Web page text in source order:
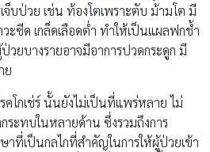
จ็บป่วย เช่น ท้องโตเพราะตับ ม้ามโต มี
วะซีด เกล็ดเลือดต่ำ ทำให้เป็นแผลฟกช้ำ
วยบางรายอาจมีอาการปวดกระดูก มี
ย
โกเช่ร์ นั้นยังไม่เป็นที่แพร่หลาย ไม่
ระทบในหลายด้าน ซึ่งรวมถึงการ
าที่เป็นกลไกที่สำคัญในการให้ผู้ป่วยเข้า